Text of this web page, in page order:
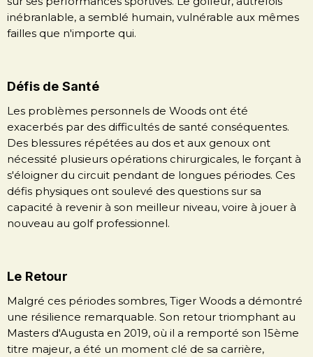
inébranlable, a semblé humain, vulnérable aux mêmes
failles que n'importe qui.
Défis de Santé
Les problèmes personnels de Woods ont été
exacerbés par des difficultés de santé conséquentes.
Des blessures répétées au dos et aux genoux ont
nécessité plusieurs opérations chirurgicales, le forçant à
s'éloigner du circuit pendant de longues périodes. Ces
défis physiques ont soulevé des questions sur sa
capacité à revenir à son meilleur niveau, voire à jouer à
nouveau au golf professionnel.
Le Retour
Malgré ces périodes sombres, Tiger Woods a démontré
une résilience remarquable. Son retour triomphant au
Masters d'Augusta en 2019, où il a remporté son 15ème
titre majeur, a été un moment clé de sa carrière,